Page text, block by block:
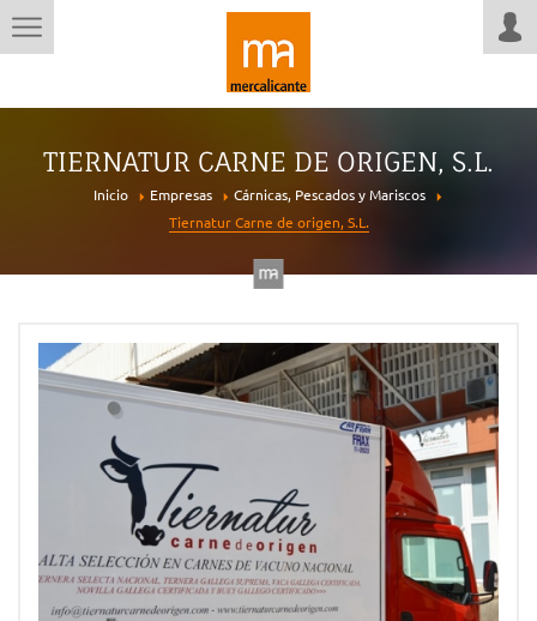
TIERNATUR CARNE DE ORIGEN, S.L.
Inicio Empresas
Cárnicas, Pescados y Mariscos
Tiernatur Carne de origen, S.L.